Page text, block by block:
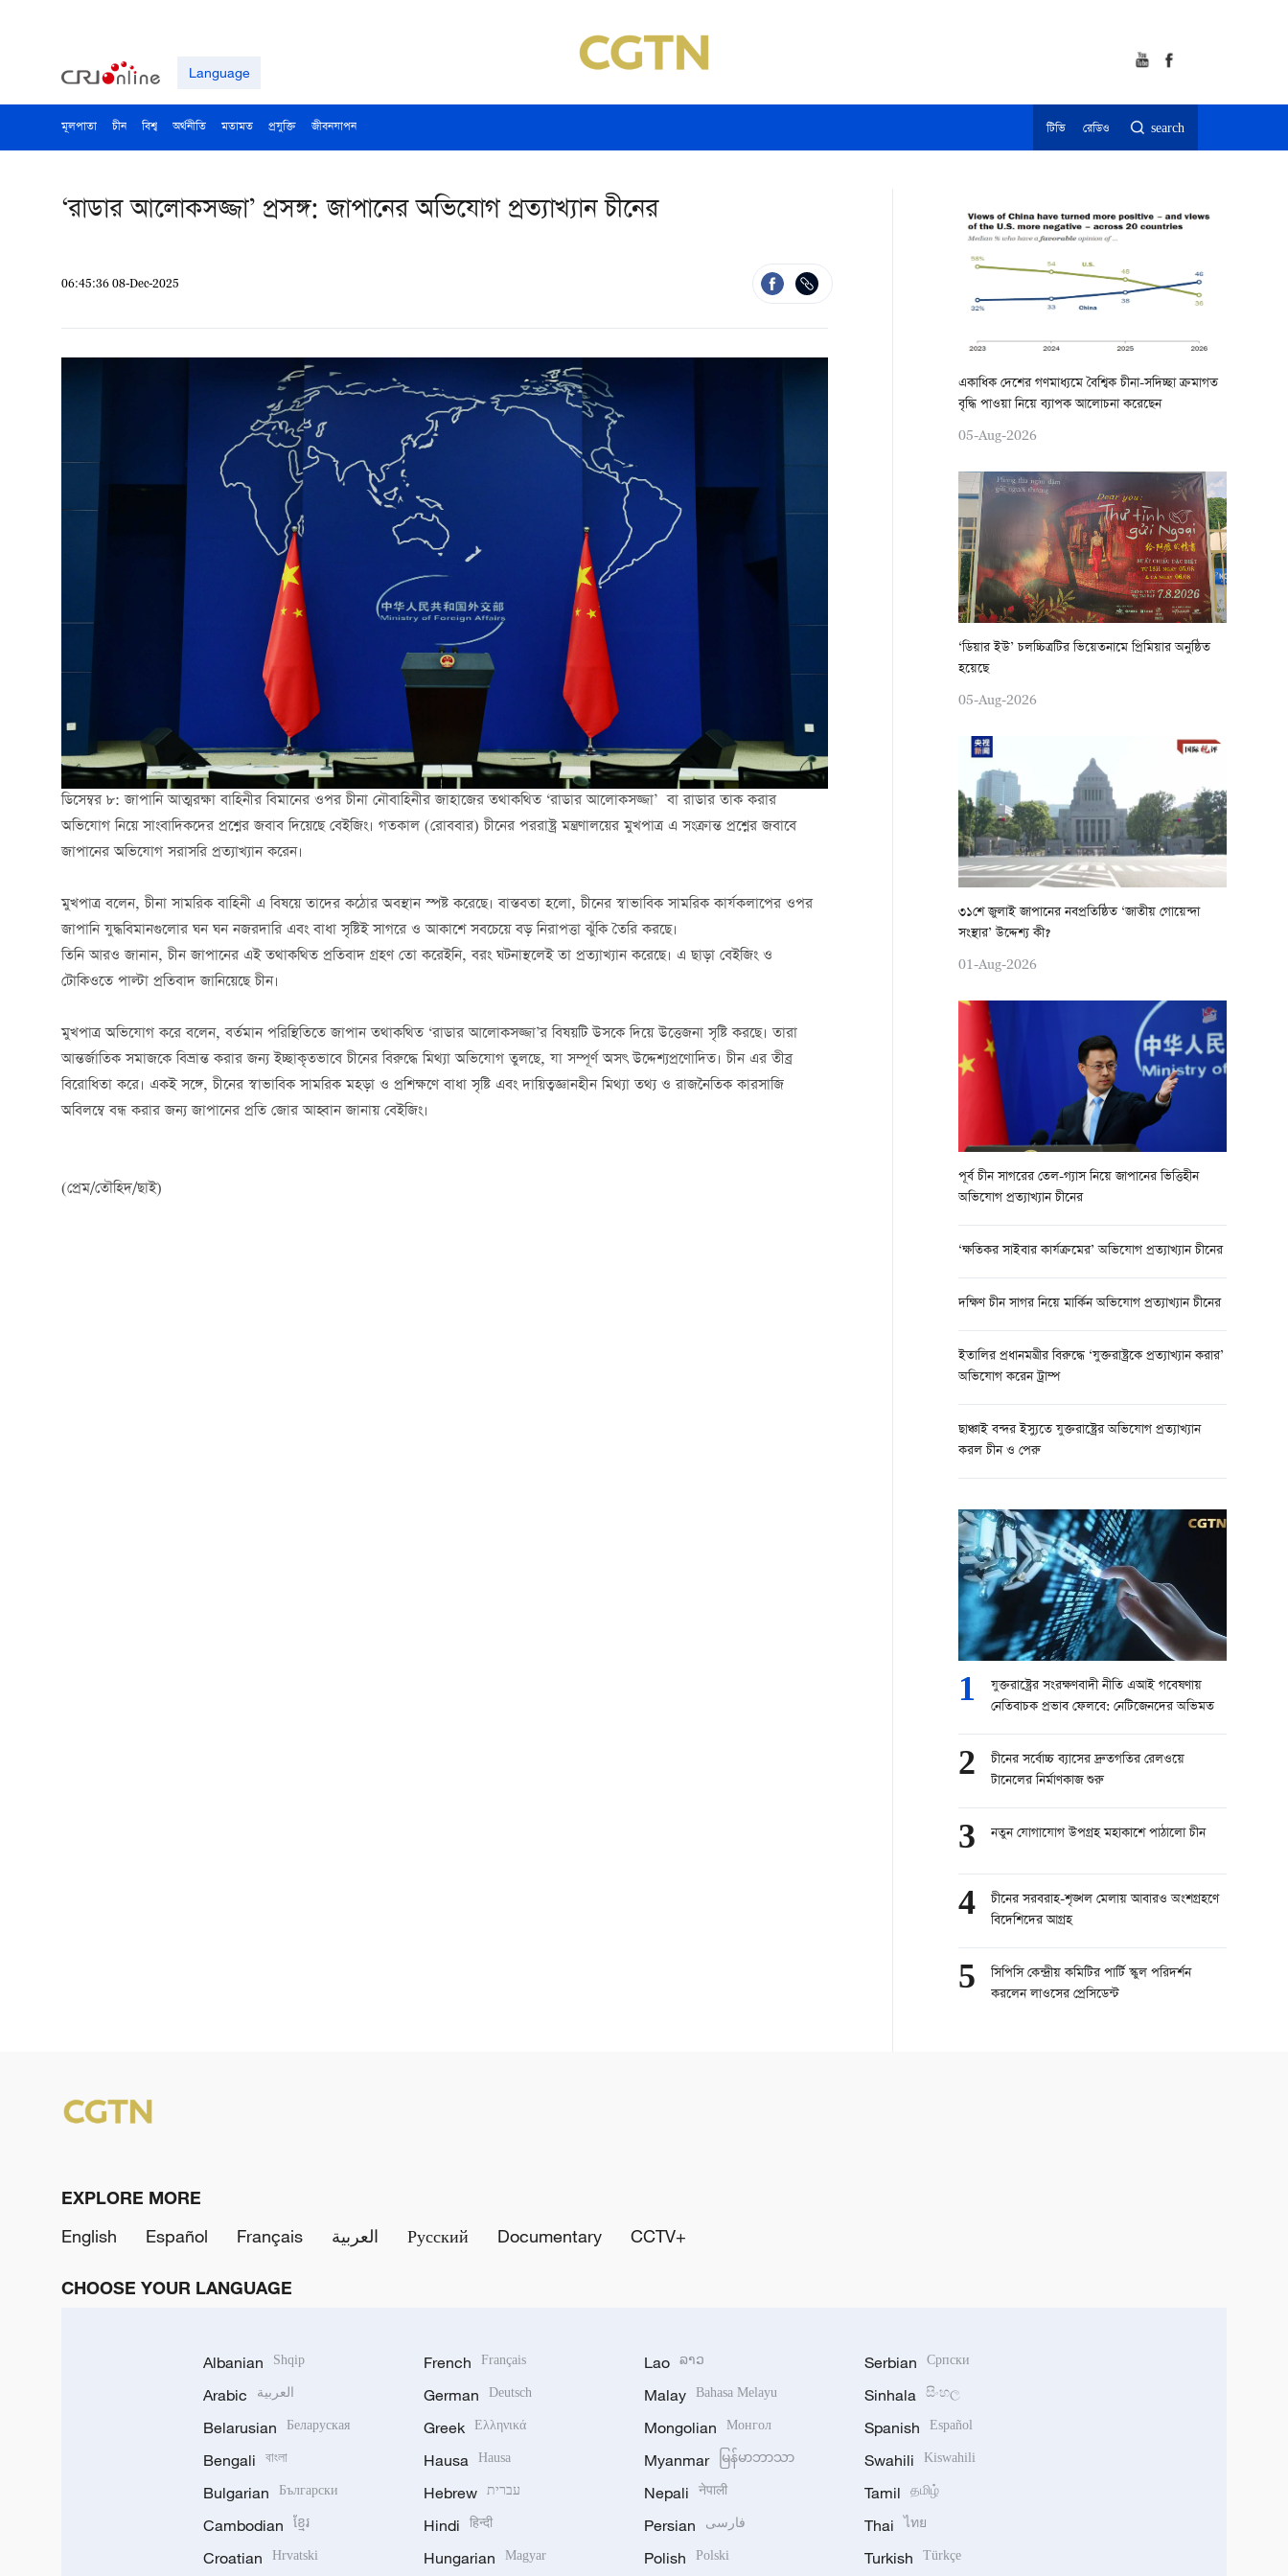
Language
মূলপাতা চীন বিশ্ব অর্থনীতি মতামত প্রযুক্তি জীবনযাপন টিভি রেডিও search
‘রাডার আলোকসজ্জা’ প্রসঙ্গ: জাপানের অভিযোগ প্রত্যাখ্যান চীনের
06:45:36 08-Dec-2025
ডিসেম্বর ৮: জাপানি আত্মরক্ষা বাহিনীর বিমানের ওপর চীনা নৌবাহিনীর জাহাজের তথাকথিত ‘রাডার আলোকসজ্জা’ বা রাডার তাক করার
অভিযোগ নিয়ে সাংবাদিকদের প্রশ্নের জবাব দিয়েছে বেইজিং। গতকাল (রোববার) চীনের পররাষ্ট্র মন্ত্রণালয়ের মুখপাত্র এ সংক্রান্ত প্রশ্নের জবাবে
জাপানের অভিযোগ সরাসরি প্রত্যাখ্যান করেন।
মুখপাত্র বলেন, চীনা সামরিক বাহিনী এ বিষয়ে তাদের কঠোর অবস্থান স্পষ্ট করেছে। বাস্তবতা হলো, চীনের স্বাভাবিক সামরিক কার্যকলাপের ওপর
জাপানি যুদ্ধবিমানগুলোর ঘন ঘন নজরদারি এবং বাধা সৃষ্টিই সাগরে ও আকাশে সবচেয়ে বড় নিরাপত্তা ঝুঁকি তৈরি করছে।
তিনি আরও জানান, চীন জাপানের এই তথাকথিত প্রতিবাদ গ্রহণ তো করেইনি, বরং ঘটনাস্থলেই তা প্রত্যাখ্যান করেছে। এ ছাড়া বেইজিং ও
টোকিওতে পাল্টা প্রতিবাদ জানিয়েছে চীন।
মুখপাত্র অভিযোগ করে বলেন, বর্তমান পরিস্থিতিতে জাপান তথাকথিত ‘রাডার আলোকসজ্জা’র বিষয়টি উসকে দিয়ে উত্তেজনা সৃষ্টি করছে। তারা
আন্তর্জাতিক সমাজকে বিভ্রান্ত করার জন্য ইচ্ছাকৃতভাবে চীনের বিরুদ্ধে মিথ্যা অভিযোগ তুলছে, যা সম্পূর্ণ অসৎ উদ্দেশ্যপ্রণোদিত। চীন এর তীব্র
বিরোধিতা করে। একই সঙ্গে, চীনের স্বাভাবিক সামরিক মহড়া ও প্রশিক্ষণে বাধা সৃষ্টি এবং দায়িত্বজ্ঞানহীন মিথ্যা তথ্য ও রাজনৈতিক কারসাজি
অবিলম্বে বন্ধ করার জন্য জাপানের প্রতি জোর আহ্বান জানায় বেইজিং।
(প্রেম/তৌহিদ/ছাই)
একাধিক দেশের গণমাধ্যমে বৈশ্বিক চীনা-সদিচ্ছা ক্রমাগত
বৃদ্ধি পাওয়া নিয়ে ব্যাপক আলোচনা করেছেন
05-Aug-2026
‘ডিয়ার ইউ’ চলচ্চিত্রটির ভিয়েতনামে প্রিমিয়ার অনুষ্ঠিত
হয়েছে
05-Aug-2026
৩১শে জুলাই জাপানের নবপ্রতিষ্ঠিত ‘জাতীয় গোয়েন্দা
সংস্থার’ উদ্দেশ্য কী?
01-Aug-2026
পূর্ব চীন সাগরের তেল-গ্যাস নিয়ে জাপানের ভিত্তিহীন
অভিযোগ প্রত্যাখ্যান চীনের
‘ক্ষতিকর সাইবার কার্যক্রমের’ অভিযোগ প্রত্যাখ্যান চীনের
দক্ষিণ চীন সাগর নিয়ে মার্কিন অভিযোগ প্রত্যাখ্যান চীনের
ইতালির প্রধানমন্ত্রীর বিরুদ্ধে ‘যুক্তরাষ্ট্রকে প্রত্যাখ্যান করার’
অভিযোগ করেন ট্রাম্প
ছাঞ্চাই বন্দর ইস্যুতে যুক্তরাষ্ট্রের অভিযোগ প্রত্যাখ্যান
করল চীন ও পেরু
1
যুক্তরাষ্ট্রের সংরক্ষণবাদী নীতি এআই গবেষণায়
নেতিবাচক প্রভাব ফেলবে: নেটিজেনদের অভিমত
2
চীনের সর্বোচ্চ ব্যাসের দ্রুতগতির রেলওয়ে
টানেলের নির্মাণকাজ শুরু
3 নতুন যোগাযোগ উপগ্রহ মহাকাশে পাঠালো চীন
4
চীনের সরবরাহ-শৃঙ্খল মেলায় আবারও অংশগ্রহণে
বিদেশিদের আগ্রহ
5
সিপিসি কেন্দ্রীয় কমিটির পার্টি স্কুল পরিদর্শন
করলেন লাওসের প্রেসিডেন্ট
EXPLORE MORE
English
Español Français العربية Русский Documentary CCTV+
CHOOSE YOUR LANGUAGE
Albanian Shqip
Arabic العربية
Belarusian Беларуская
Bengali বাংলা
Bulgarian Български
Cambodian ខ្មែរ
Croatian Hrvatski
French Français
German Deutsch
Greek Ελληνικά
Hausa Hausa
Hebrew עברית
Hindi हिन्दी
Hungarian Magyar
Lao ລາວ
Malay Bahasa Melayu
Mongolian Монгол
Myanmar မြန်မာဘာသာ
Nepali नेपाली
Persian فارسی
Polish Polski
Serbian Српски
Sinhala සිංහල
Spanish Español
Swahili Kiswahili
Tamil தமிழ்
Thai ไทย
Turkish Türkçe